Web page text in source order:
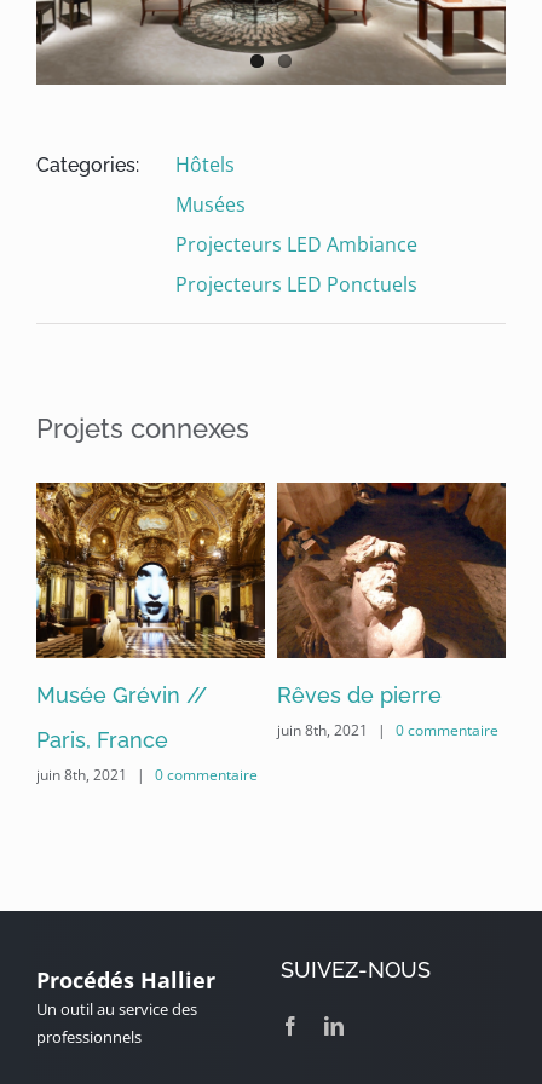
Categories:
Hôtels
Musées
Projecteurs LED Ambiance
Projecteurs LED Ponctuels
Projets connexes
Musée Grévin //
Paris, France
juin 8th, 2021 | 0 commentaire
Rêves de pierre
juin 8th, 2021 | 0 commentaire
Procédés Hallier
Un outil au service des
professionnels
SUIVEZ-NOUS